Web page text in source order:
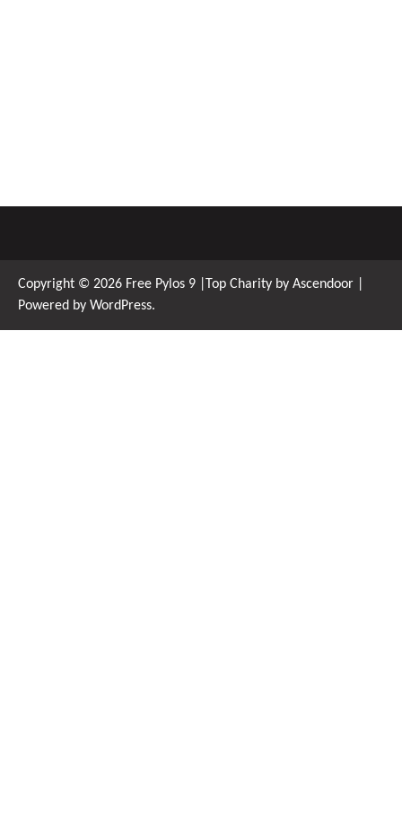
Copyright © 2026 Free Pylos 9 |Top Charity by Ascendoor
Powered by WordPress.